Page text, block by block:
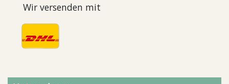
Wir versenden mit